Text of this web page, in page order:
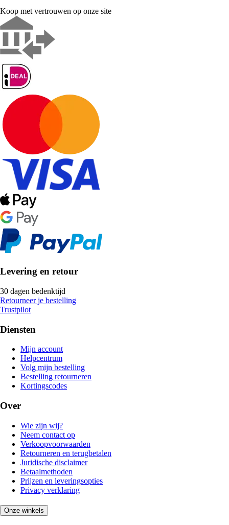
Koop met vertrouwen op onze site
Levering en retour
30 dagen bedenktijd
Retourneer je bestelling
Trustpilot
Diensten
Mijn account
Helpcentrum
Volg mijn bestelling
Bestelling retourneren
Kortingscodes
Over
Wie zijn wij?
Neem contact op
Verkoopvoorwaarden
Retourneren en terugbetalen
Juridische disclaimer
Betaalmethoden
Prijzen en leveringsopties
Privacy verklaring
Onze winkels